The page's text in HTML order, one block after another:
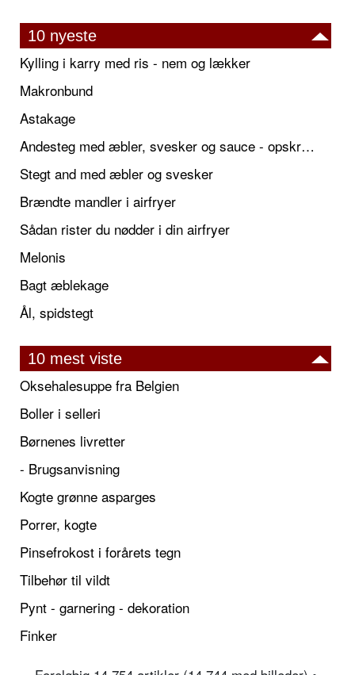
10 nyeste
Kylling i karry med ris - nem og lækker
Makronbund
Astakage
Andesteg med æbler, svesker og sauce - opskrift også til jul
Stegt and med æbler og svesker
Brændte mandler i airfryer
Sådan rister du nødder i din airfryer
Melonis
Bagt æblekage
Ål, spidstegt
10 mest viste
Oksehalesuppe fra Belgien
Boller i selleri
Børnenes livretter
- Brugsanvisning
Kogte grønne asparges
Porrer, kogte
Pinsefrokost i forårets tegn
Tilbehør til vildt
Pynt - garnering - dekoration
Finker